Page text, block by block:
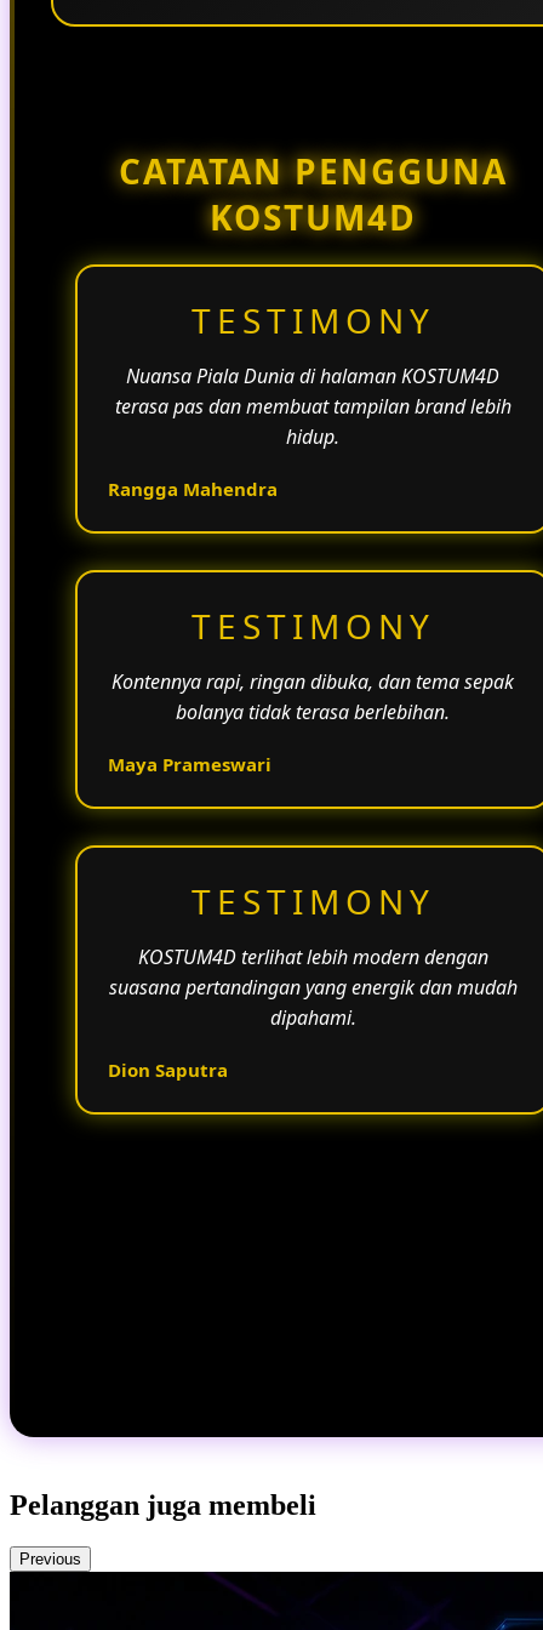
CATATAN PENGGUNA
KOSTUM4D
TESTIMONY
Nuansa Piala Dunia di halaman KOSTUM4D
terasa pas dan membuat tampilan brand lebih
hidup.
Rangga Mahendra
TESTIMONY
Kontennya rapi, ringan dibuka, dan tema sepak
bolanya tidak terasa berlebihan.
Maya Prameswari
TESTIMONY
KOSTUM4D terlihat lebih modern dengan
suasana pertandingan yang energik dan mudah
dipahami.
Dion Saputra
Pelanggan juga membeli
Previous